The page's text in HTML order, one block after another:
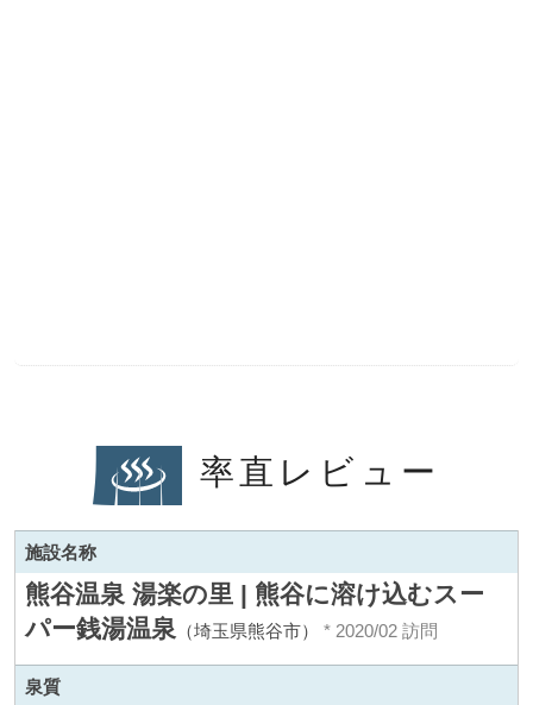
率直レビュー
施設名称
熊谷温泉 湯楽の里 | 熊谷に溶け込むスー
パー銭湯温泉 （埼玉県熊谷市） * 2020/02 訪問
泉質